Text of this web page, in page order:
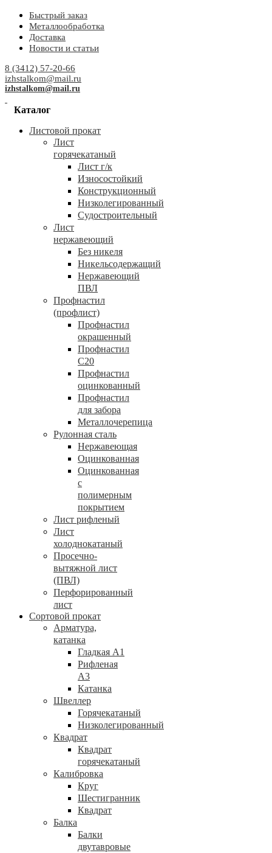
Быстрый заказ
Металлообработка
Доставка
Новости и статьи
8 (3412) 57-20-66
izhstalkom@mail.ru
izhstalkom@mail.ru
Каталог
Листовой прокат
Лист
горячекатаный
Лист г/к
Износостойкий
Конструкционный
Низколегированный
Судостроительный
Лист
нержавеющий
Без никеля
Никельсодержащий
Нержавеющий
ПВЛ
Профнастил
(профлист)
Профнастил
окрашенный
Профнастил
С20
Профнастил
оцинкованный
Профнастил
для забора
Металлочерепица
Рулонная сталь
Нержавеющая
Оцинкованная
Оцинкованная
с
полимерным
покрытием
Лист рифленый
Лист
холоднокатаный
Просечно-
вытяжной лист
(ПВЛ)
Перфорированный
лист
Сортовой прокат
Арматура,
катанка
Гладкая А1
Рифленая
А3
Катанка
Швеллер
Горячекатаный
Низколегированный
Квадрат
Квадрат
горячекатаный
Калибровка
Круг
Шестигранник
Квадрат
Балка
Балки
двутавровые